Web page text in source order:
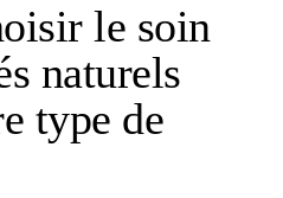
le soin
naturels
type de